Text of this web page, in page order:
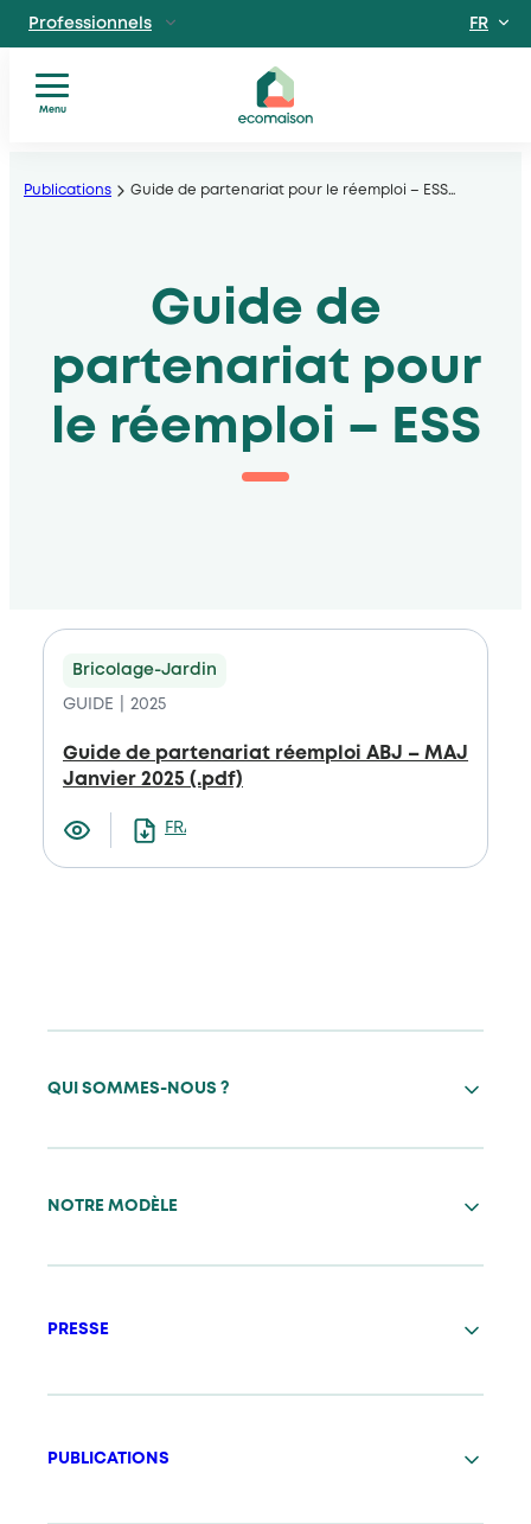
au
Particuliers
Site dédié aux particuliers
Professionnels
Acteurs solidaires, collectivités locales, opérateurs
FR
Menu
êtes
Actualités
Documents
Publications Guide de partenariat pour le réemploi – ESS…
Guide de
partenariat pour
le réemploi – ESS
Bricolage-Jardin
GUIDE 2025
Guide de partenariat réemploi ABJ – MAJ
Janvier 2025 (.pdf)
FRANCAIS
QUI SOMMES-NOUS ?
NOTRE MODÈLE
PRESSE
PUBLICATIONS